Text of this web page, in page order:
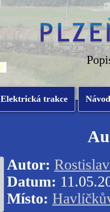
Elektrická trakce
Autor:
Datum:
Místo: